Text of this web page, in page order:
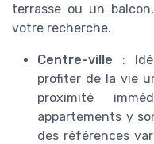
terrasse ou un
votre recherche.
Centre-ville :
profiter de la vie
proximité
appartements y
des références